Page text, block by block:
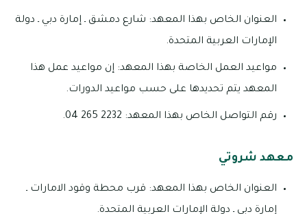
العنوان الخاص بهذا المعهد: شارع دمشق ـ إمارة دبي ـ دولة
الإمارات العربية المتحدة.
مواعيد العمل الخاصة بهذا المعهد: إن مواعيد عمل هذا
المعهد يتم تحديدها على حسب مواعيد الدورات.
رقم التواصل الخاص بهذا المعهد: 2232 265 04.
معهد شروتي
العنوان الخاص بهذا المعهد: قرب محطة وقود الامارات ـ
إمارة دبي ـ دولة الإمارات العربية المتحدة.